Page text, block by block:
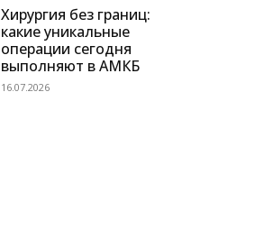
Хирургия без границ:
какие уникальные
операции сегодня
выполняют в АМКБ
16.07.2026